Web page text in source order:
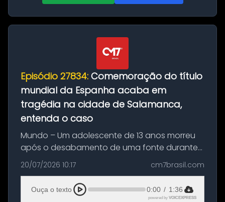
Episódio 27834: Comemoração do título
mundial da Espanha acaba em
tragédia na cidade de Salamanca,
entenda o caso
Mundo – Um adolescente de 13 anos morreu
após o desabamento de uma fonte durante
as comemorações pelo título da Copa do
Mundo conquistado pela Espanha, em
Ciudad Rodrigo, na província de Salamanca,
no...
20/07/2026 10:17 cm7brasil.com
Ouça o texto 0:00 / 1:36
powered by VOICEXPRESS